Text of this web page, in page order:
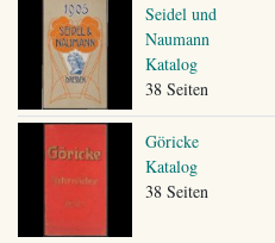
Seidel und
Naumann
Katalog
38 Seiten
Göricke
Katalog
38 Seiten